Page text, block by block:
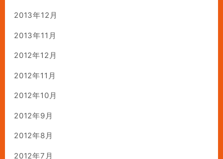
2013年12月
2013年11月
2012年12月
2012年11月
2012年10月
2012年9月
2012年8月
2012年7月